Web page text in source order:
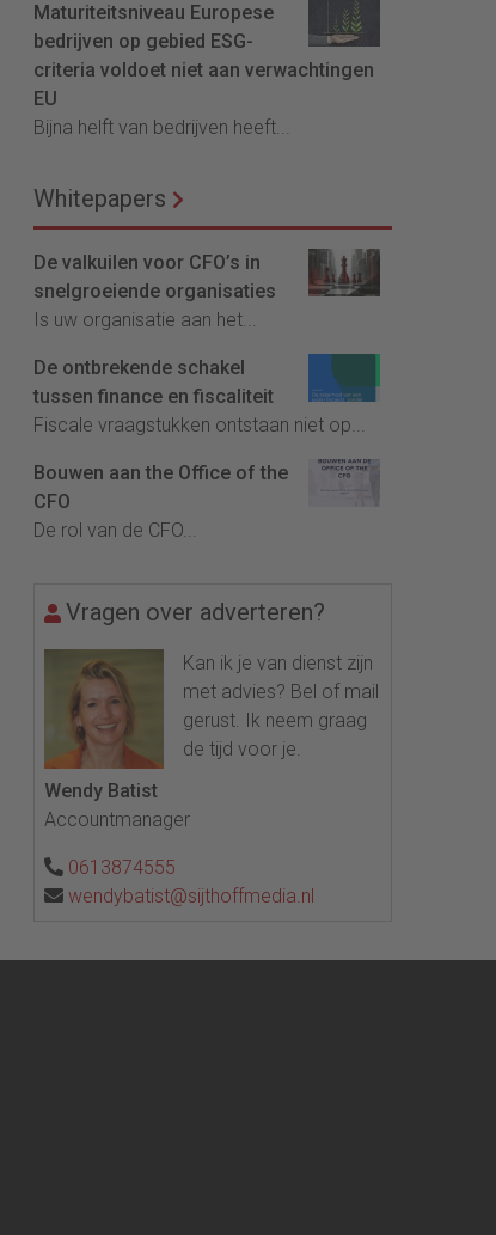
Maturiteitsniveau Europese
bedrijven op gebied ESG-
criteria voldoet niet aan verwachtingen
EU
Bijna helft van bedrijven heeft...
Whitepapers
De valkuilen voor CFO’s in
snelgroeiende organisaties
Is uw organisatie aan het...
De ontbrekende schakel
tussen finance en fiscaliteit
Fiscale vraagstukken ontstaan niet op...
Bouwen aan the Office of the
CFO
De rol van de CFO...
Vragen over adverteren?
Kan ik je van dienst zijn
met advies? Bel of mail
gerust. Ik neem graag
de tijd voor je.
Wendy Batist
Accountmanager
0613874555
wendybatist@sijthoffmedia.nl